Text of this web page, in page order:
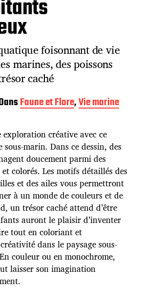
foisonnant de vie
marines, des poissons
caché
Faune et Flore,Vie marine
exploration créative avec ce
sous-marin. Dans ce dessin, des
doucement parmi des
colorés. Les motifs détaillés des
et des ailes vous permettront
à un monde de couleurs et de
un trésor caché attend d’être
auront le plaisir d’inventer
tout en coloriant et
dans le paysage sous-
couleur ou en monochrome,
laisser son imagination